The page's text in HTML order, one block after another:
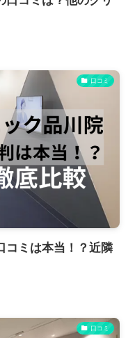
口コミ
コミは本当！？近隣
口コミ